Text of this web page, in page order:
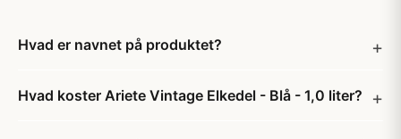
Hvad er navnet på produktet?
Hvad koster Ariete Vintage Elkedel - Blå - 1,0 liter?